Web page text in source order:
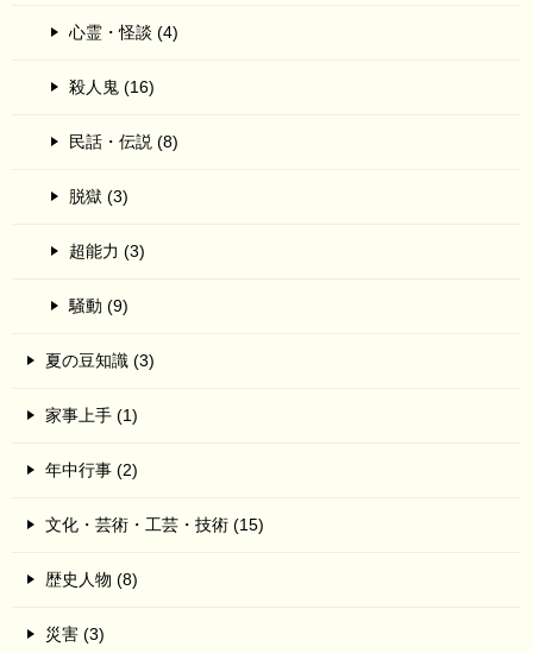
心霊・怪談 (4)
殺人鬼 (16)
民話・伝説 (8)
脱獄 (3)
超能力 (3)
騒動 (9)
夏の豆知識 (3)
家事上手 (1)
年中行事 (2)
文化・芸術・工芸・技術 (15)
歴史人物 (8)
災害 (3)